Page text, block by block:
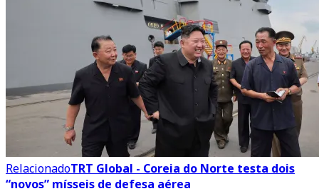
RelacionadoTRT Global - Coreia do Norte testa dois
“novos” mísseis de defesa aérea